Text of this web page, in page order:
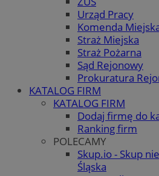
Urząd Pracy
Komenda
Straż Miejska
Straż Pożarna
Sąd Rejonowy
Prokuratura
KATALOG FIRM
KATALOG FIRM
Dodaj firmę do
Ranking firm
POLECAMY
Skup.io - Skup
Śląska